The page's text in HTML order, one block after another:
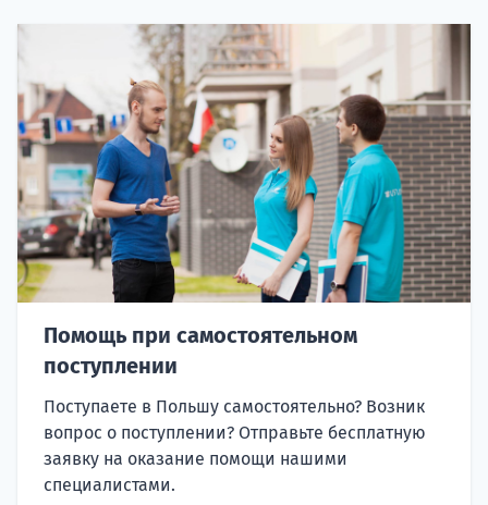
Помощь при самостоятельном
поступлении
Поступаете в Польшу самостоятельно? Возник
вопрос о поступлении? Отправьте бесплатную
заявку на оказание помощи нашими
специалистами.